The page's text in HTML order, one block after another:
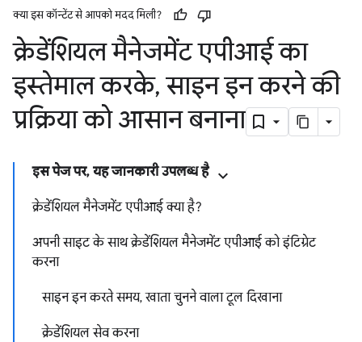
क्या इस कॉन्टेंट से आपको मदद मिली?
क्रेडेंशियल मैनेजमेंट एपीआई का
इस्तेमाल करके, साइन इन करने की
प्रक्रिया को आसान बनाना
इस पेज पर, यह जानकारी उपलब्ध है
क्रेडेंशियल मैनेजमेंट एपीआई क्या है?
अपनी साइट के साथ क्रेडेंशियल मैनेजमेंट एपीआई को इंटिग्रेट
करना
साइन इन करते समय, खाता चुनने वाला टूल दिखाना
क्रेडेंशियल सेव करना